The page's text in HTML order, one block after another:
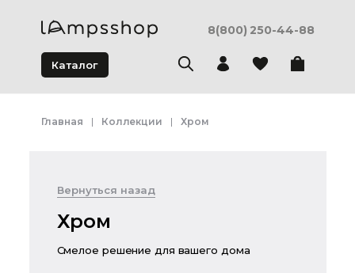
8(800) 250-44-88
Каталог
Главная Коллекции Хром
Вернуться назад
Хром
Смелое решение для вашего дома